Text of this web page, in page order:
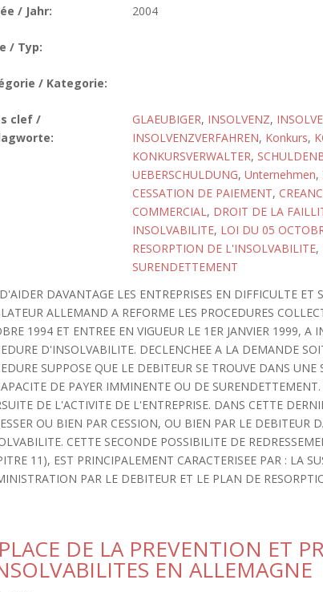
/ Jahr: 2004
/ Typ:
/ Kategorie:
clef /
GLAEUBIGER, INSOLVENZ,
INSOLVENZVERFAHREN, Konkurs,
KONKURSVERWALTER,
UEBERSCHULDUNG, Unternehmen,
CESSATION DE PAIEMENT,
COMMERCIAL, DROIT DE LA
INSOLVABILITE, LOI DU 05
RESORPTION DE L'INSOLVABILITE,
SURENDETTEMENT
DAVANTAGE LES ENTREPRISES EN DIFFICULTE ET
ALLEMAND A REFORME LES PROCEDURES
1994 ET ENTREE EN VIGUEUR LE 1ER JANVIER 1999, A
D'INSOLVABILITE. DECLENCHEE A LA DEMANDE
SUPPOSE QUE LE DEBITEUR SE TROUVE DANS
DE PAYER IMMINENTE OU DE
DE L'ACTIVITE DE L'ENTREPRISE. DANS CETTE
OU BIEN PAR CESSION, OU BIEN PAR LE
CETTE SECONDE POSSIBILITE DE
11), EST PRINCIPALEMENT CARACTERISEE PAR : LA
PAR LE DEBITEUR ET LE PLAN DE
DE LA PREVENTION ET
EN ALLEMAGNE